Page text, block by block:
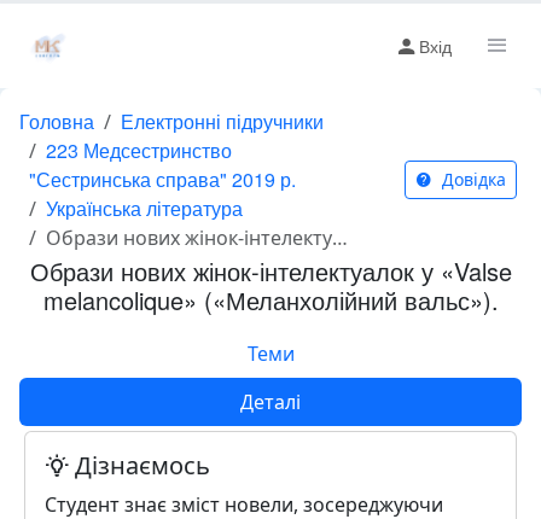
Вхід
Головна
Електронні підручники
223 Медсестринство
"Сестринська справа" 2019 р.
Українська література
Образи нових жінок-інтелектуалок у «Valse melancolique» («Меланхолійний вальс»).
Довідка
Образи нових жінок-інтелектуалок у «Valse
melancolique» («Меланхолійний вальс»).
Теми
Деталі
Дізнаємось
Студент знає зміст новели, зосереджуючи